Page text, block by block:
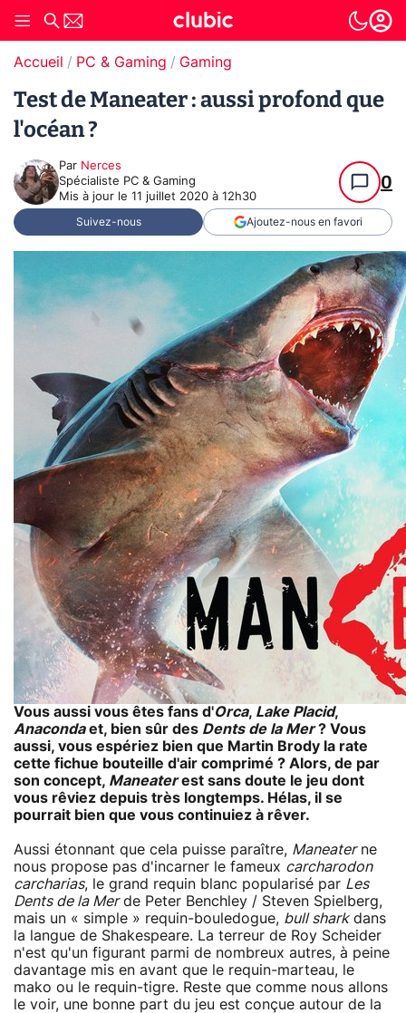
Accueil PC & Gaming Gaming
Test de Maneater : aussi profond que
l'océan ?
Par Nerces
Spécialiste PC & Gaming
Mis à jour le 11 juillet 2020 à 12h30
0
Suivez-nous Ajoutez-nous en favori
Vous aussi vous êtes fans d'Orca, Lake Placid,
Anacondaet, bien sûr des Dents de la Mer? Vous
aussi, vous espériez bien que Martin Brody la rate
cette fichue bouteille d'air comprimé ? Alors, de par
son concept, Maneaterest sans doute le jeu dont
vous rêviez depuis très longtemps. Hélas, il se
pourrait bien que vous continuiez à rêver.
Aussi étonnant que cela puisse paraître, Maneaterne
nous propose pas d'incarner le fameux carcharodon
carcharias, le grand requin blanc popularisé par Les
Dents de la Merde Peter Benchley / Steven Spielberg,
mais un « simple » requin-bouledogue, bull sharkdans
la langue de Shakespeare. La terreur de Roy Scheider
n'est qu'un figurant parmi de nombreux autres, à peine
davantage mis en avant que le requin-marteau, le
mako ou le requin-tigre. Reste que comme nous allons
le voir, une bonne part du jeu est conçue autour de la